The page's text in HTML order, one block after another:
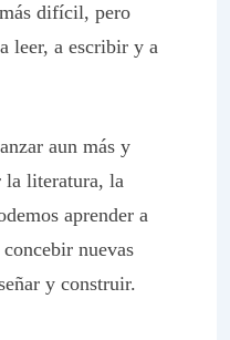
difícil, pero
leer, a escribir y a
aun más y
la literatura, la
aprender a
nuevas
y construir.